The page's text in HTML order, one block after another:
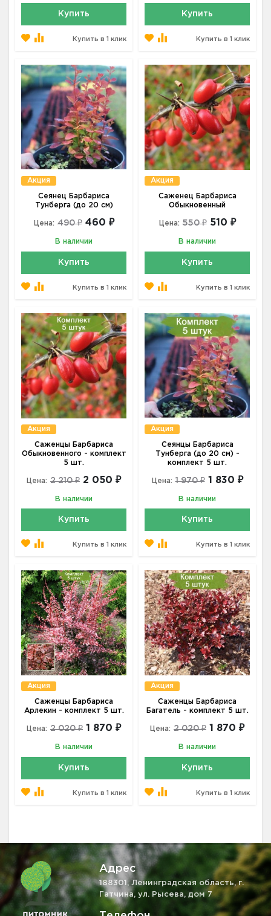
Купить
Купить в 1 клик
Купить
Купить в 1 клик
Акция
Сеянец Барбариса
Тунберга (до 20 см)
Цена: 490 ₽ 460 ₽
В наличии
Купить
Купить в 1 клик
Акция
Саженец Барбариса
Обыкновенный
Цена: 550 ₽ 510 ₽
В наличии
Купить
Купить в 1 клик
Акция
Саженцы Барбариса
Обыкновенного - комплект
5 шт.
Цена: 2 210 ₽ 2 050 ₽
В наличии
Купить
Купить в 1 клик
Акция
Сеянцы Барбариса
Тунберга (до 20 см) -
комплект 5 шт.
Цена: 1 970 ₽ 1 830 ₽
В наличии
Купить
Купить в 1 клик
Акция
Саженцы Барбариса
Арлекин - комплект 5 шт.
Цена: 2 020 ₽ 1 870 ₽
В наличии
Купить
Купить в 1 клик
Акция
Саженцы Барбариса
Багатель - комплект 5 шт.
Цена: 2 020 ₽ 1 870 ₽
В наличии
Купить
Купить в 1 клик
Адрес
188301, Ленинградская область, г.
Гатчина, ул. Рысева, дом 7